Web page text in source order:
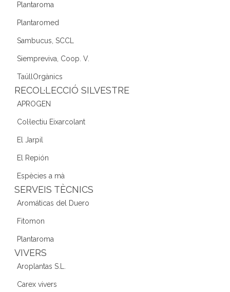
Plantaroma
Plantaromed
Sambucus, SCCL
Siempreviva, Coop. V.
TaüllOrgànics
RECOL·LECCIÓ SILVESTRE
APROGEN
Col·lectiu Eixarcolant
El Jarpil
El Repión
Espècies a mà
SERVEIS TÈCNICS
Aromáticas del Duero
Fitomon
Plantaroma
VIVERS
Aroplantas S.L.
Carex vivers